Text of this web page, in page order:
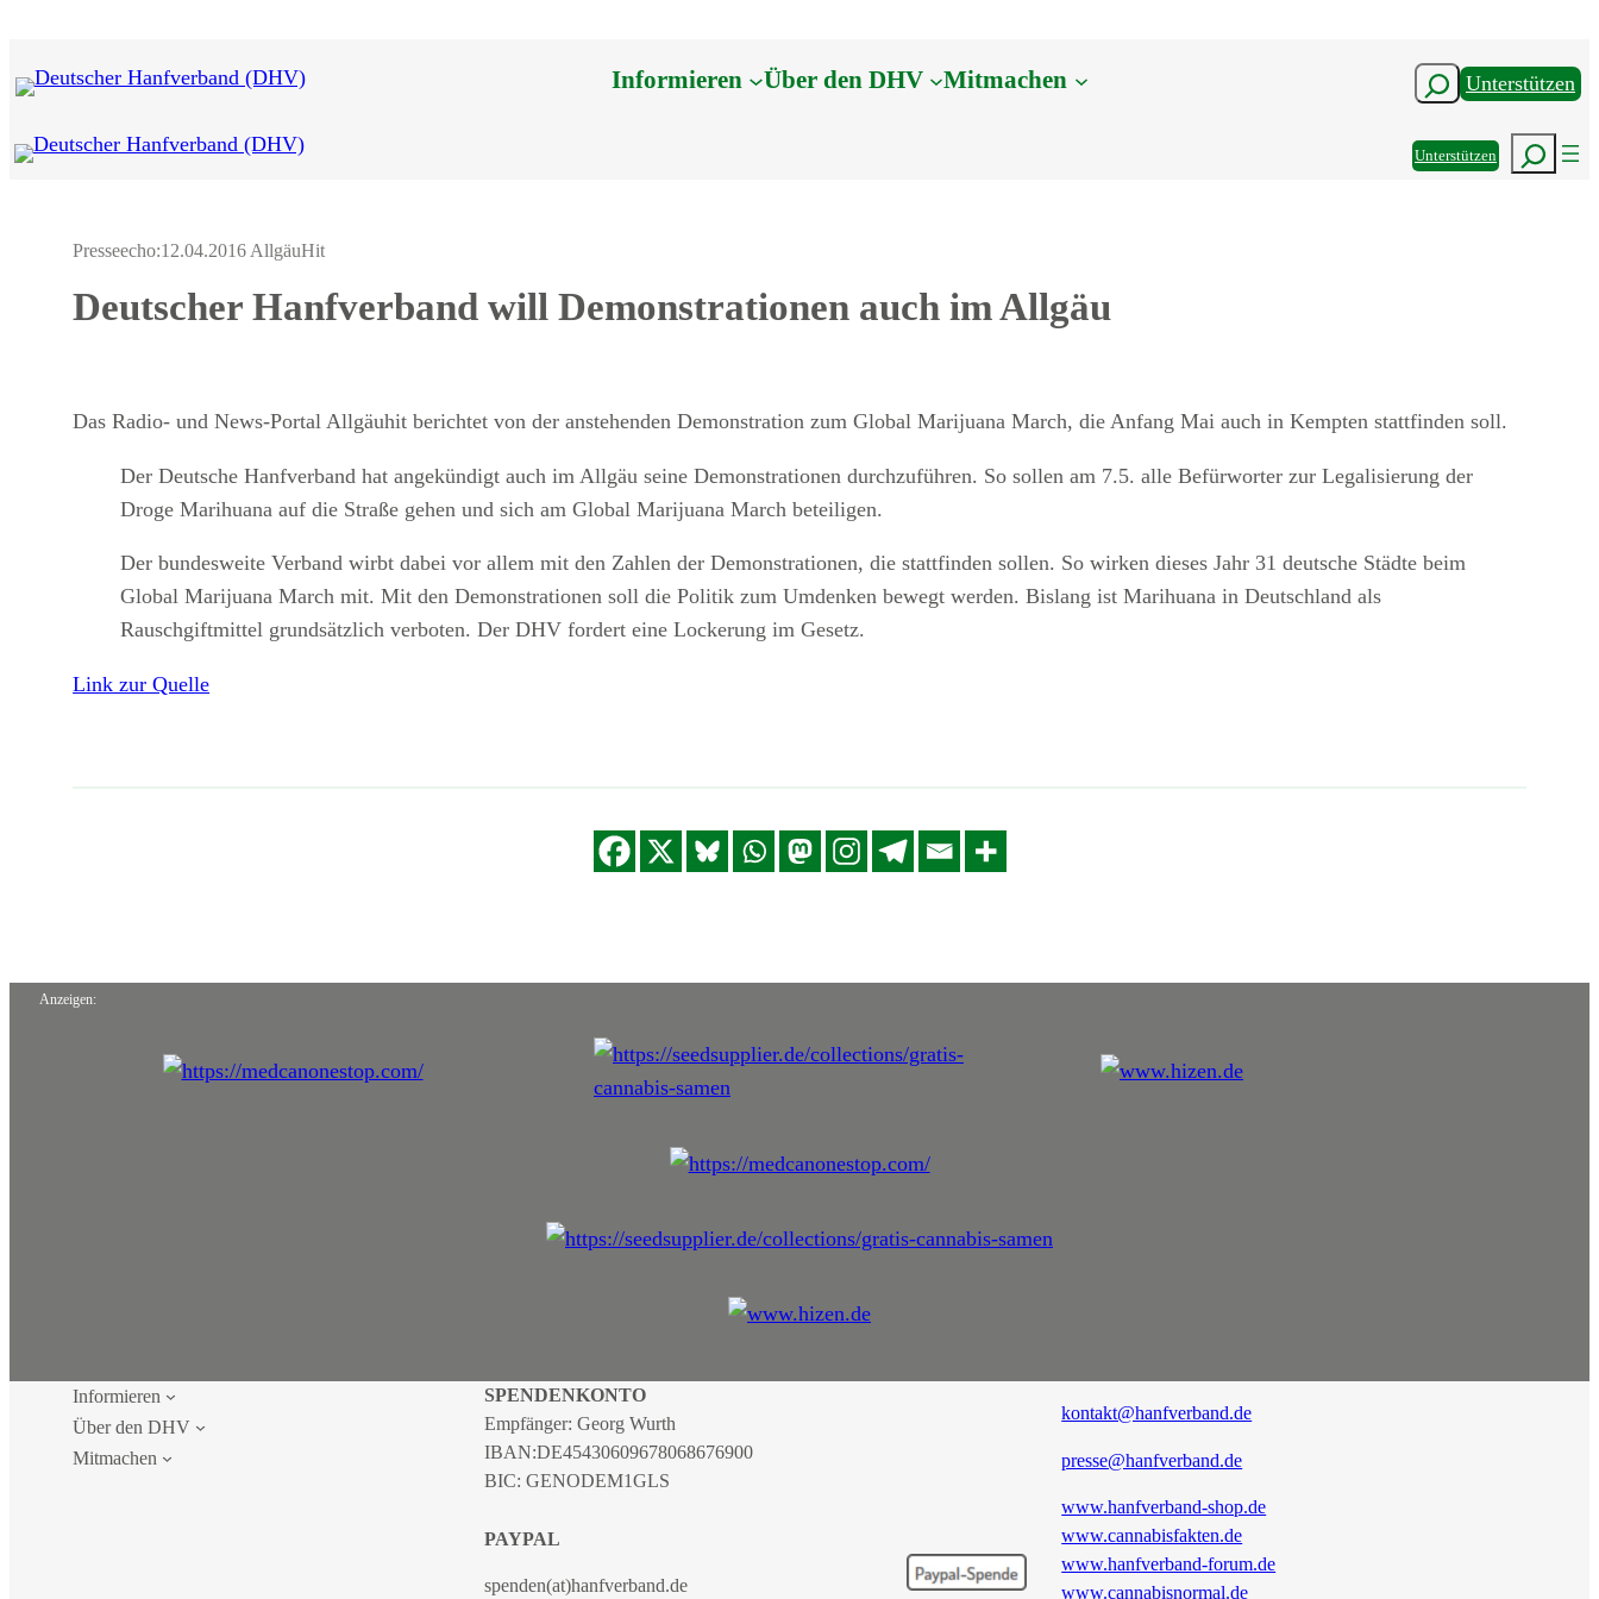
springen
Informieren Über den DHV Mitmachen SuchenUnterstützen
UnterstützenSuchen
Presseecho:12.04.2016 AllgäuHit
Deutscher Hanfverband will Demonstrationen auch im Allgäu
Das Radio- und News-Portal Allgäuhit berichtet von der anstehenden Demonstration zum Global Marijuana March, die Anfang Mai auch in Kempten stattfinden soll.
Der Deutsche Hanfverband hat angekündigt auch im Allgäu seine Demonstrationen durchzuführen. So sollen am 7.5. alle Befürworter zur Legalisierung der
Droge Marihuana auf die Straße gehen und sich am Global Marijuana March beteiligen.
Der bundesweite Verband wirbt dabei vor allem mit den Zahlen der Demonstrationen, die stattfinden sollen. So wirken dieses Jahr 31 deutsche Städte beim
Global Marijuana March mit. Mit den Demonstrationen soll die Politik zum Umdenken bewegt werden. Bislang ist Marihuana in Deutschland als
Rauschgiftmittel grundsätzlich verboten. Der DHV fordert eine Lockerung im Gesetz.
Link zur Quelle
Anzeigen:
Informieren
Über den DHV
Mitmachen
SPENDENKONTO
Empfänger: Georg Wurth
IBAN:DE45430609678068676900
BIC: GENODEM1GLS
PAYPAL
spenden(at)hanfverband.de
kontakt@hanfverband.de
presse@hanfverband.de
www.hanfverband-shop.de
www.cannabisfakten.de
www.hanfverband-forum.de
www.cannabisnormal.de